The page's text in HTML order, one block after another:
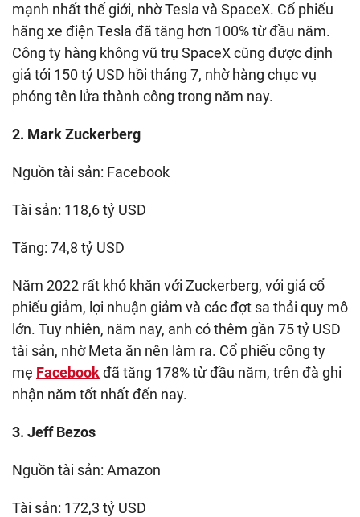
mạnh nhất thế giới, nhờ Tesla và SpaceX. Cổ phiếu
hãng xe điện Tesla đã tăng hơn 100% từ đầu năm.
Công ty hàng không vũ trụ SpaceX cũng được định
giá tới 150 tỷ USD hồi tháng 7, nhờ hàng chục vụ
phóng tên lửa thành công trong năm nay.
2. Mark Zuckerberg
Nguồn tài sản: Facebook
Tài sản: 118,6 tỷ USD
Tăng: 74,8 tỷ USD
Năm 2022 rất khó khăn với Zuckerberg, với giá cổ
phiếu giảm, lợi nhuận giảm và các đợt sa thải quy mô
lớn. Tuy nhiên, năm nay, anh có thêm gần 75 tỷ USD
tài sản, nhờ Meta ăn nên làm ra. Cổ phiếu công ty
mẹ Facebookđã tăng 178% từ đầu năm, trên đà ghi
nhận năm tốt nhất đến nay.
3. Jeff Bezos
Nguồn tài sản: Amazon
Tài sản: 172,3 tỷ USD